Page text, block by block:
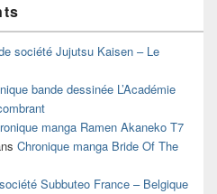
société Jujutsu Kaisen – Le
bande dessinée L’Académie
manga Ramen Akaneko T7
Chronique manga Bride Of The
Subbuteo France – Belgique